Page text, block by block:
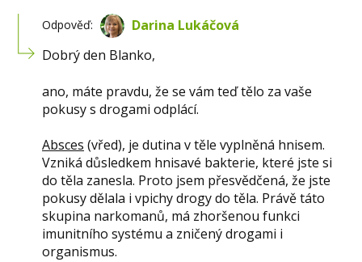
Odpověď:
Darina Lukáčová
Dobrý den Blanko,
ano, máte pravdu, že se vám teď tělo za vaše
pokusy s drogami odplácí.
Absces (vřed), je dutina v těle vyplněná hnisem.
Vzniká důsledkem hnisavé bakterie, které jste si
do těla zanesla. Proto jsem přesvědčená, že jste
pokusy dělala i vpichy drogy do těla. Právě táto
skupina narkomanů, má zhoršenou funkci
imunitního systému a zničený drogami i
organismus.